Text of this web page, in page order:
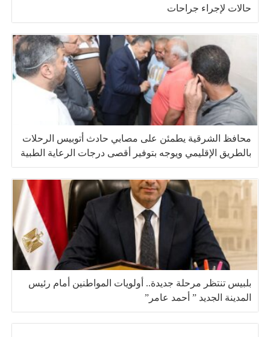
حالات لإجراء جراحات
محافظ الشرقية يطمئن على مصابي حادث أتوبيس الرحلات
بالطريق الإقليمي ويوجه بتوفير أقصى درجات الرعاية الطبية
بلبيس تنتظر مرحلة جديدة.. أولويات المواطنين أمام رئيس
المدينة الجديد ” أحمد عامر”